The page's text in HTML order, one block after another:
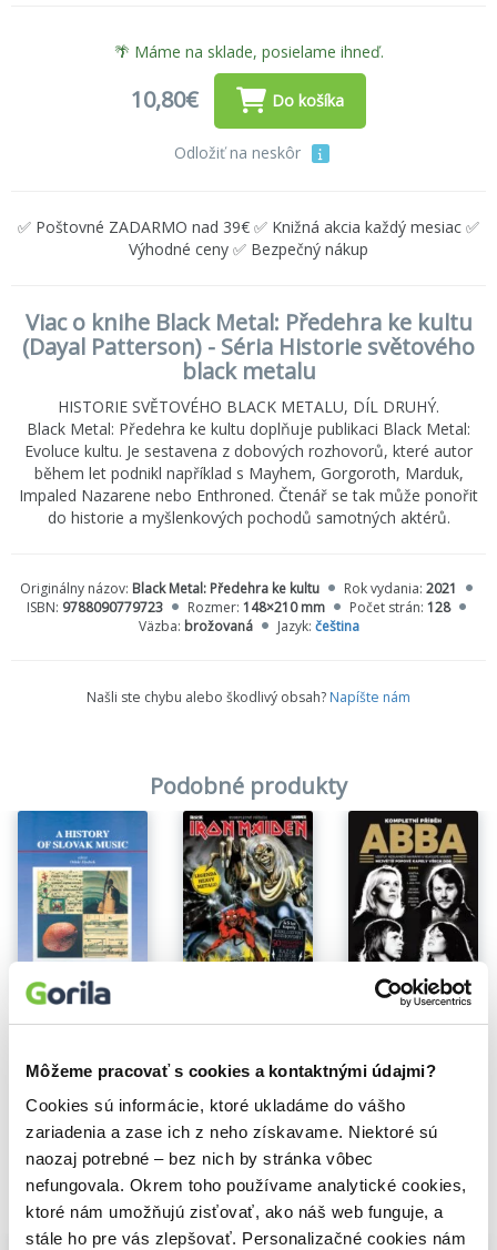
Môžeme pracovať s cookies a kontaktnými údajmi?
Cookies sú informácie, ktoré ukladáme do vášho
zariadenia a zase ich z neho získavame. Niektoré sú
naozaj potrebné – bez nich by stránka vôbec
nefungovala. Okrem toho používame analytické cookies,
ktoré nám umožňujú zisťovať, ako náš web funguje, a
stále ho pre vás zlepšovať. Personalizačné cookies nám
🌴 Máme na sklade, posielame ihneď.
10,80€ Do košíka
Odložiť na neskôr
✅ Poštovné ZADARMO nad 39€ ✅ Knižná akcia každý mesiac ✅
Výhodné ceny ✅ Bezpečný nákup
Viac o knihe Black Metal: Předehra ke kultu
(Dayal Patterson) - Séria Historie světového
black metalu
HISTORIE SVĚTOVÉHO BLACK METALU, DÍL DRUHÝ.
Black Metal: Předehra ke kultu doplňuje publikaci Black Metal:
Evoluce kultu. Je sestavena z dobových rozhovorů, které autor
během let podnikl například s Mayhem, Gorgoroth, Marduk,
Impaled Nazarene nebo Enthroned. Čtenář se tak může ponořit
do historie a myšlenkových pochodů samotných aktérů.
Originálny názov: Black Metal: Předehra ke kultu Rok vydania: 2021
ISBN: 9788090779723 Rozmer: 148×210 mm Počet strán: 128
Väzba: brožovaná Jazyk: čeština
Našli ste chybu alebo škodlivý obsah? Napíšte nám
Podobné produkty
A history of Slovak music
14,60€
6,90€
Na sklade
Abba - Kompletní příběh
Chris Roberts
Vybrané pre teba